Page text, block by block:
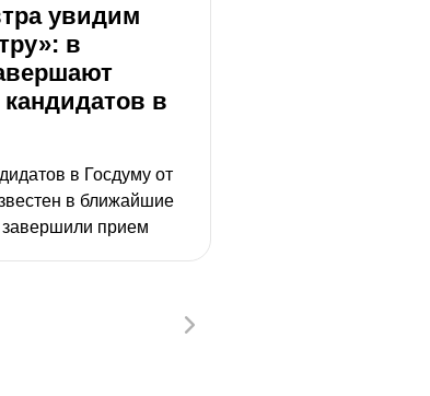
увидим
в
в
в Госдуму от
в ближайшие
завершили прием
новшества